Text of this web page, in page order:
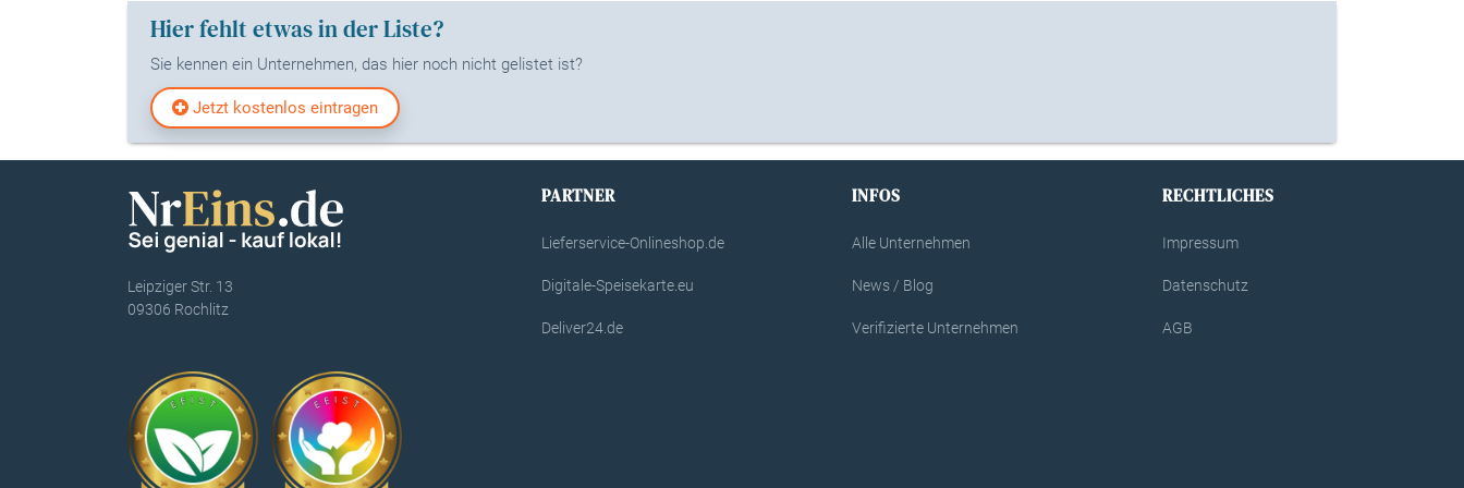
Hier fehlt etwas in der Liste?
Sie kennen ein Unternehmen, das hier noch nicht gelistet ist?
Jetzt kostenlos eintragen
Leipziger Str. 13
09306 Rochlitz
PARTNER
Lieferservice-Onlineshop.de
Digitale-Speisekarte.eu
Deliver24.de
INFOS
Alle Unternehmen
News / Blog
Verifizierte Unternehmen
RECHTLICHES
Impressum
Datenschutz
AGB